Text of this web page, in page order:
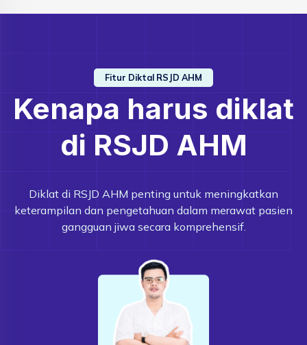
Fitur Diktal RSJD AHM
Kenapa harus diklat
di RSJD AHM
Diklat di RSJD AHM penting untuk meningkatkan
keterampilan dan pengetahuan dalam merawat pasien
gangguan jiwa secara komprehensif.